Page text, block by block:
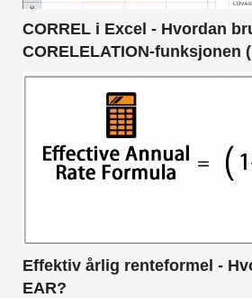
CORREL i Excel - Hvordan
CORELELATION-funksjonen
Effektiv årlig renteformel -
EAR?